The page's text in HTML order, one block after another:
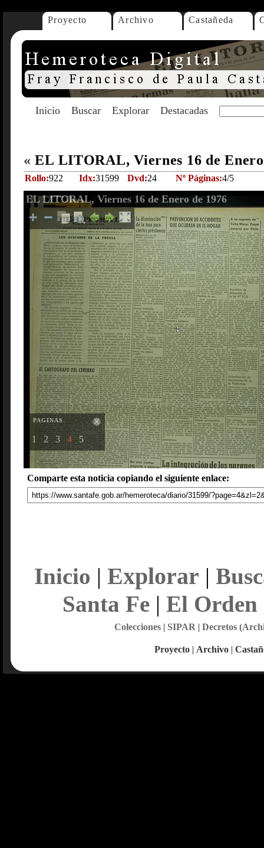
Proyecto Archivo Castañeda
Inicio Buscar Explorar Destacadas
« EL LITORAL, Viernes 16 de
Rollo:922 Idx:31599 Dvd:24 Nº Páginas:4/5
EL LITORAL, Viernes 16 de Enero de 1976
PAGINAS
1 2 3 4 5
Comparte esta noticia copiando el siguiente enlace:
Inicio | Explorar |
Santa Fe| El Orden
Colecciones| SIPAR | Decretos
Proyecto | Archivo |